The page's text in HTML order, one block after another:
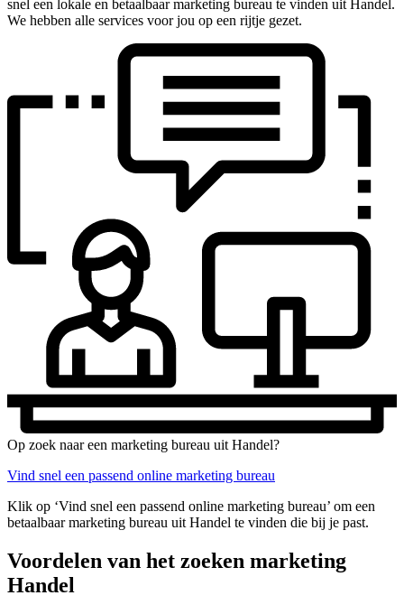
snel een lokale en betaalbaar marketing bureau te vinden uit Handel.
We hebben alle services voor jou op een rijtje gezet.
Op zoek naar een marketing bureau uit Handel?
Vind snel een passend online marketing bureau
Klik op ‘Vind snel een passend online marketing bureau’ om een
betaalbaar marketing bureau uit Handel te vinden die bij je past.
Voordelen van het zoeken marketing
Handel